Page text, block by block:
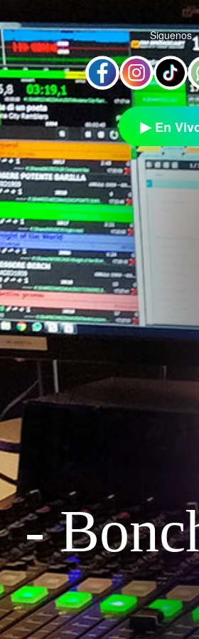
Siguenos
En
-